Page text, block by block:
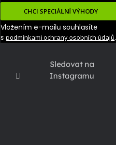
Sledovat na
Instagramu
CHCI SPECIÁLNÍ VÝHODY
Vložením e-mailu souhlasíte
s podmínkami ochrany osobních údajů.